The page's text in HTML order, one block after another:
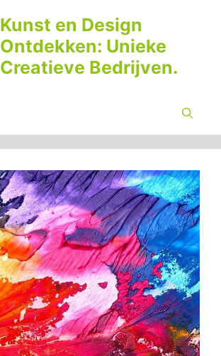
Kunst en Design
Ontdekken: Unieke
Creatieve Bedrijven.